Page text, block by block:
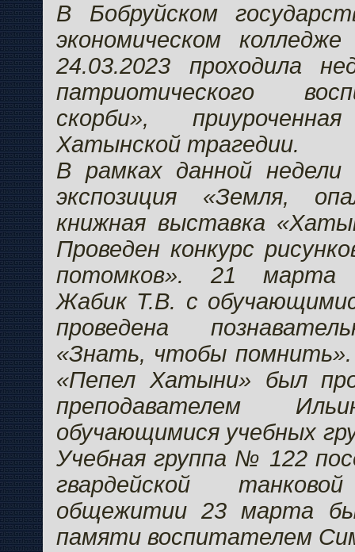
В Бобруйском
экономическом
24.03.2023 проходила
патриотического
скорби»,
Хатынской трагедии.
В рамках данной
экспозиция «Земля,
книжная выставка
Проведен конкурс
потомков». 21 марта
Жабик Т.В. с
проведена
«Знать, чтобы помнить».
«Пепел Хатыни» был
преподавателем
обучающимися учебных
Учебная группа № 122
гвардейской
общежитии 23 марта
памяти воспитателем